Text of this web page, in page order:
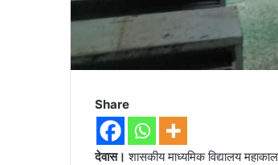
Share
देवास। शासकीय माध्यमिक विद्यालय